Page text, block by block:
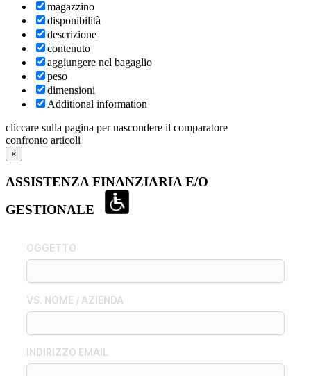
magazzino
disponibilità
descrizione
contenuto
aggiungere nel bagaglio
peso
dimensioni
Additional information
cliccare sulla pagina per nascondere il comparatore
confronto articoli
×
ASSISTENZA FINANZIARIA E/O
GESTIONALE